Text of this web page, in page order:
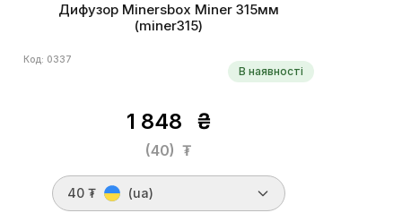
Дифузор Minersbox Miner 315мм
(miner315)
Код: 0337
В наявності
1 848 ₴
(40) ₮
40 ₮ (ua)